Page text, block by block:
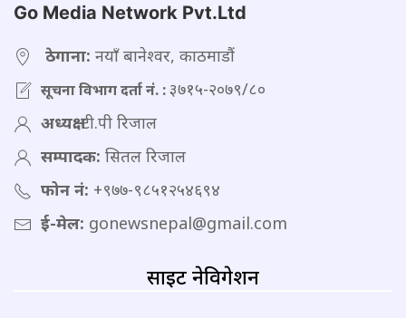
Go Media Network Pvt.Ltd
ठेगाना: नयाँ बानेश्वर, काठमाडौं
सूचना विभाग दर्ता नं. :३७१५-२०७९/८०
अध्यक्ष:टी.पी रिजाल
सम्पादक: सितल रिजाल
फोन नं: +९७७-९८५१२५४६९४
ई-मेल: gonewsnepal@gmail.com
साइट नेविगेशन